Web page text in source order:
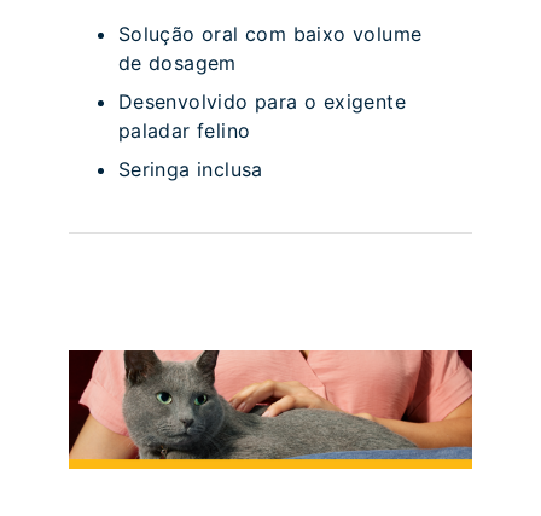
Solução oral com baixo volume
de dosagem
Desenvolvido para o exigente
paladar felino
Seringa inclusa